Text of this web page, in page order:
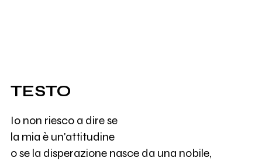
TESTO
Io non riesco a dire se
la mia è un'attitudine
o se la disperazione nasce da una nobile,